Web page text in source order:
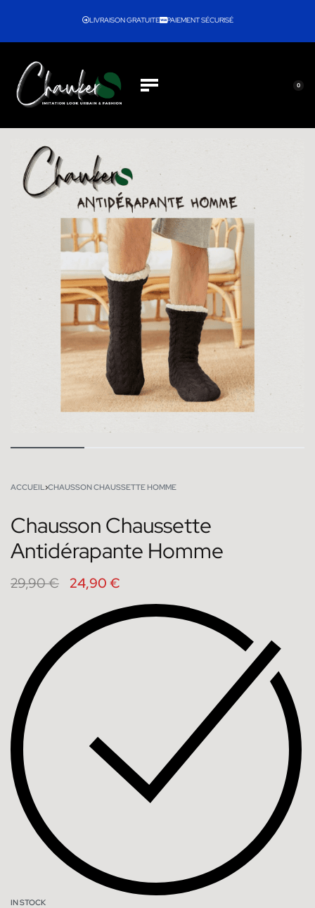
LIVRAISON GRATUITE PAIEMENT SÉCURISÉ
0
ACCUEIL›CHAUSSON CHAUSSETTE HOMME
Chausson Chaussette
Antidérapante Homme
29,90€ 24,90 €
IN STOCK